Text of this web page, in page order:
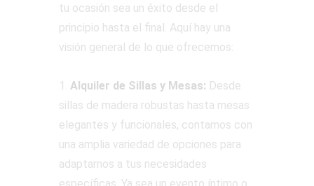
tu ocasión sea un éxito desde el
principio hasta el final. Aquí hay una
visión general de lo que ofrecemos:
1. Alquiler de Sillas y Mesas: Desde
sillas de madera robustas hasta mesas
elegantes y funcionales, contamos con
una amplia variedad de opciones para
adaptarnos a tus necesidades